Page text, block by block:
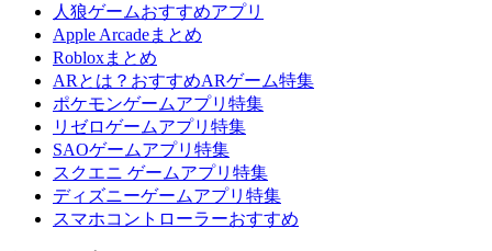
人狼ゲームおすすめアプリ
Apple Arcadeまとめ
Robloxまとめ
ARとは？おすすめARゲーム特集
ポケモンゲームアプリ特集
リゼロゲームアプリ特集
SAOゲームアプリ特集
スクエニ ゲームアプリ特集
ディズニーゲームアプリ特集
スマホコントローラーおすすめ